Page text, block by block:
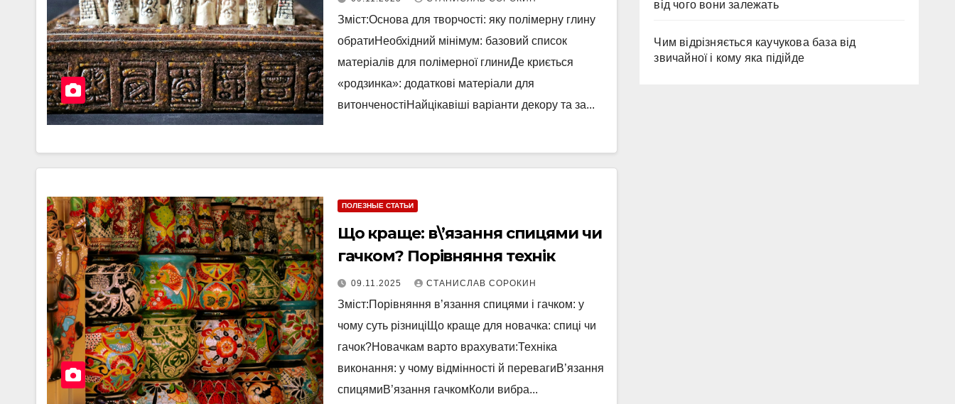
Зміст:Основа для творчості: яку полімерну глину
обратиНеобхідний мінімум: базовий список
матеріалів для полімерної глиниДе криється
«родзинка»: додаткові матеріали для
витонченостіНайцікавіші варіанти декору та за...
ПОЛЕЗНЫЕ СТАТЬИ
Що краще: в\’язання спицями чи
гачком? Порівняння технік
09.11.2025 СТАНИСЛАВ СОРОКИН
Зміст:Порівняння в’язання спицями і гачком: у
чому суть різниціЩо краще для новачка: спиці чи
гачок?Новачкам варто врахувати:Техніка
виконання: у чому відмінності й перевагиВ’язання
спицямиВ’язання гачкомКоли вибра...
від чого вони залежать
Чим відрізняється каучукова база від
звичайної і кому яка підійде